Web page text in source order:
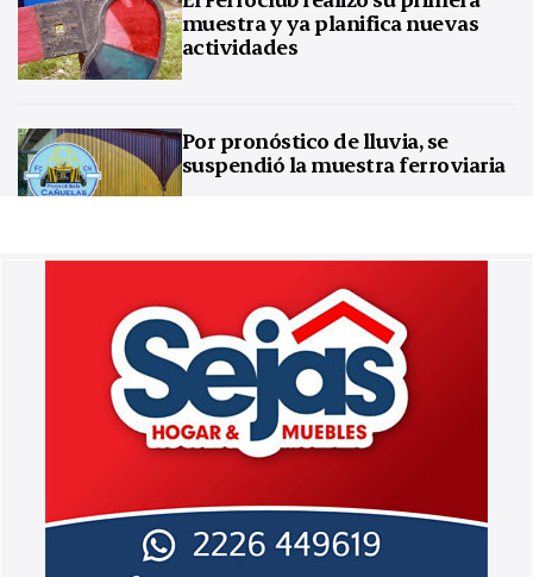
muestra y ya planifica nuevas
actividades
Por pronóstico de lluvia, se
suspendió la muestra ferroviaria